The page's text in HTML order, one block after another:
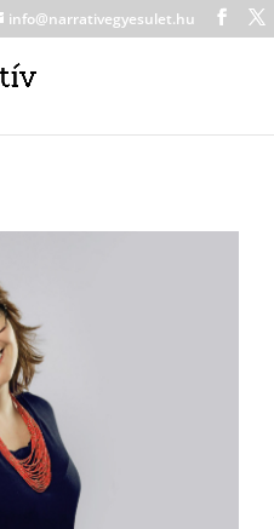
info@narrativegyesulet.hu